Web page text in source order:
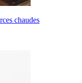
chaudes